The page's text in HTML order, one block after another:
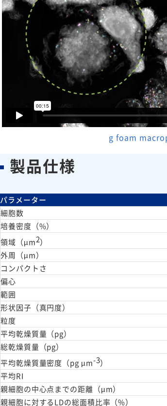
g foam
製品仕様
パラメーター
細胞数
培養密度（%）
領域（µm2）
外周（µm）
コンパクトさ
偏心
範囲
形状因子（真円度）
粒度
平均乾燥質量（pg）
総乾燥質量（pg）
平均乾燥質量密度（pg µm-3）
平均RI
親細胞の中心点までの距離（µm）
親細胞に対するLDの総面積比率（%）